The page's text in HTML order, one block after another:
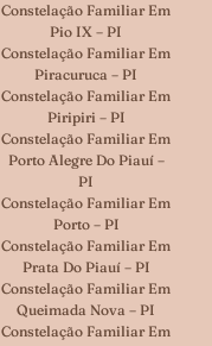
Constelação Familiar Em
Pio IX – PI
Constelação Familiar Em
Piracuruca – PI
Constelação Familiar Em
Piripiri – PI
Constelação Familiar Em
Porto Alegre Do Piauí –
PI
Constelação Familiar Em
Porto – PI
Constelação Familiar Em
Prata Do Piauí – PI
Constelação Familiar Em
Queimada Nova – PI
Constelação Familiar Em